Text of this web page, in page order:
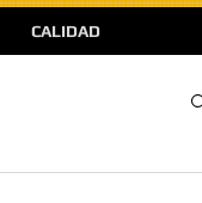
CALIDAD